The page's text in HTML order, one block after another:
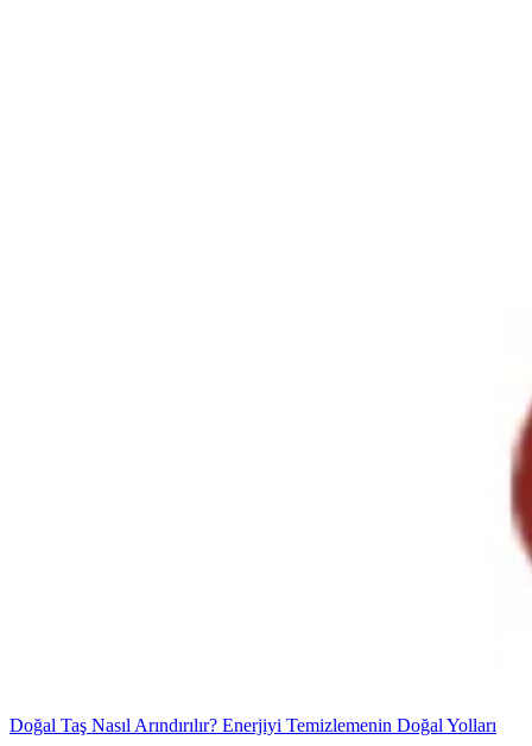
Doğal Taş Nasıl Arındırılır? Enerjiyi Temizlemenin Doğal Yolları